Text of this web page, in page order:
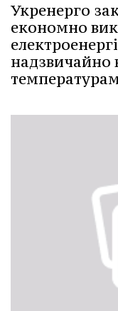
Укренерго
економно
надзвичайно